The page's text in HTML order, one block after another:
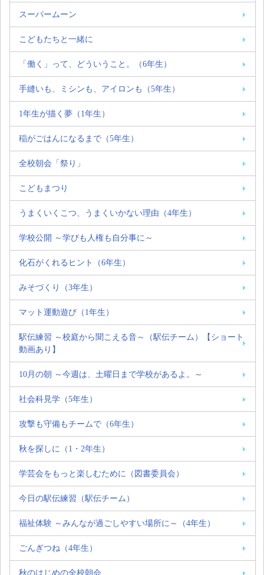
スーパームーン
こどもたちと一緒に
「働く」って、どういうこと。（6年生）
手縫いも、ミシンも、アイロンも（5年生）
1年生が描く夢（1年生）
稲がごはんになるまで（5年生）
全校朝会「祭り」
こどもまつり
うまくいくこつ、うまくいかない理由（4年生）
学校公開 ～学びも人権も自分事に～
化石がくれるヒント（6年生）
みそづくり（3年生）
マット運動遊び（1年生）
駅伝練習 ～校庭から聞こえる音～（駅伝チーム）【ショート
動画あり】
10月の朝 ～今週は、土曜日まで学校があるよ。～
社会科見学（5年生）
攻撃も守備もチームで（6年生）
秋を探しに（1・2年生）
学芸会をもっと楽しむために（図書委員会）
今日の駅伝練習（駅伝チーム）
福祉体験 ～みんなが過ごしやすい場所に～（4年生）
ごんぎつね（4年生）
秋のはじめの全校朝会